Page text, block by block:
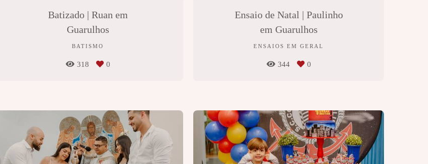
Batizado | Ruan em
Guarulhos
BATISMO
318 0
Ensaio de Natal | Paulinho
em Guarulhos
ENSAIOS EM GERAL
344 0